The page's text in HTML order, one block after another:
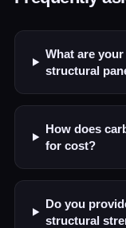
What are
structural
How does
for cost?
Do you
structural